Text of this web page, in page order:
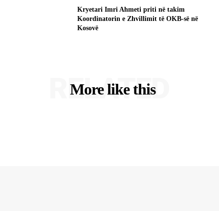
Kryetari Imri Ahmeti priti në takim
Koordinatorin e Zhvillimit të OKB-së në
Kosovë
More like this
RELATED